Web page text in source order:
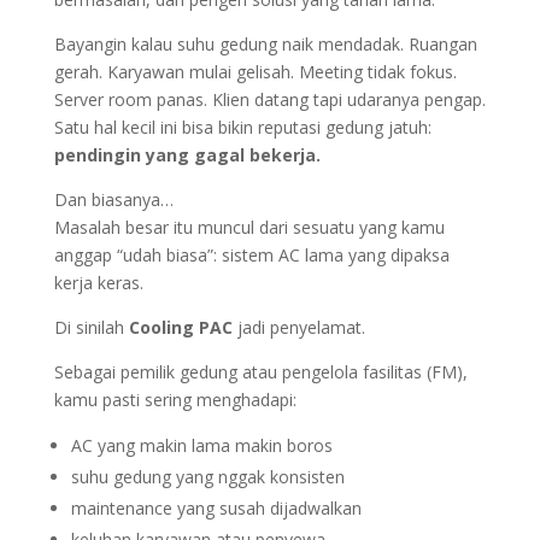
Bayangin kalau suhu gedung naik mendadak. Ruangan
gerah. Karyawan mulai gelisah. Meeting tidak fokus.
Server room panas. Klien datang tapi udaranya pengap.
Satu hal kecil ini bisa bikin reputasi gedung jatuh:
pendingin yang gagal bekerja.
Dan biasanya…
Masalah besar itu muncul dari sesuatu yang kamu
anggap “udah biasa”: sistem AC lama yang dipaksa
kerja keras.
Di sinilah Cooling PAC jadi penyelamat.
Sebagai pemilik gedung atau pengelola fasilitas (FM),
kamu pasti sering menghadapi:
AC yang makin lama makin boros
suhu gedung yang nggak konsisten
maintenance yang susah dijadwalkan